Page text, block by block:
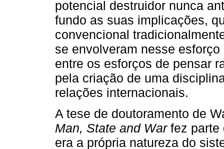
potencial destruidor nunca
fundo as suas implicações,
convencional
se envolveram nesse
entre os esforços de pensar
pela criação de uma
relações internacionais.
A tese de doutoramento de
Man, State and Warfez parte
era a própria natureza do